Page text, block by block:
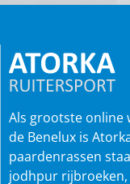
Als grootste online
de Benelux is
paardenrassen
jodhpur